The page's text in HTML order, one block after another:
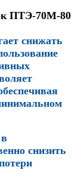
ПТЭ-70М-80
снижать
снизить